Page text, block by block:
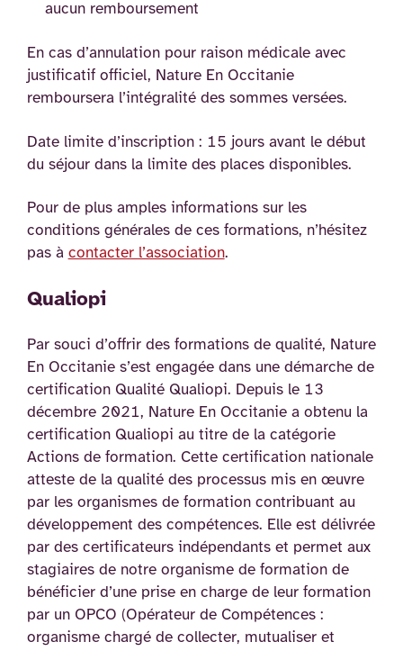
aucun remboursement
En cas d’annulation pour raison médicale avec
justificatif officiel, Nature En Occitanie
remboursera l’intégralité des sommes versées.
Date limite d’inscription : 15 jours avant le début
du séjour dans la limite des places disponibles.
Pour de plus amples informations sur les
conditions générales de ces formations, n’hésitez
pas à contacter l’association.
Qualiopi
Par souci d’offrir des formations de qualité, Nature
En Occitanie s’est engagée dans une démarche de
certification Qualité Qualiopi. Depuis le 13
décembre 2021, Nature En Occitanie a obtenu la
certification Qualiopi au titre de la catégorie
Actions de formation. Cette certification nationale
atteste de la qualité des processus mis en œuvre
par les organismes de formation contribuant au
développement des compétences. Elle est délivrée
par des certificateurs indépendants et permet aux
stagiaires de notre organisme de formation de
bénéficier d’une prise en charge de leur formation
par un OPCO (Opérateur de Compétences :
organisme chargé de collecter, mutualiser et